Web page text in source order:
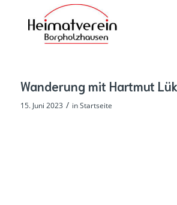
Wanderung mit Hartmut
15. Juni 2023 / inStartseite